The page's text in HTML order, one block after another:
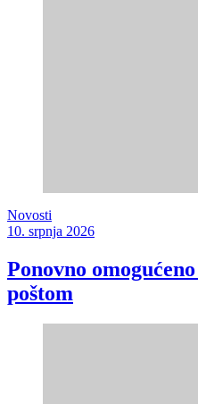
Novosti
10. srpnja 2026
Ponovno
poštom